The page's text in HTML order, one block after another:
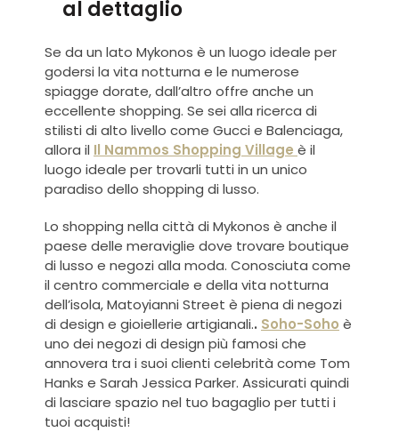
al dettaglio
Se da un lato Mykonos è un luogo ideale per
godersi la vita notturna e le numerose
spiagge dorate, dall’altro offre anche un
eccellente shopping. Se sei alla ricerca di
stilisti di alto livello come Gucci e Balenciaga,
allora il Il Nammos Shopping Village è il
luogo ideale per trovarli tutti in un unico
paradiso dello shopping di lusso.
Lo shopping nella città di Mykonos è anche il
paese delle meraviglie dove trovare boutique
di lusso e negozi alla moda. Conosciuta come
il centro commerciale e della vita notturna
dell’isola, Matoyianni Street è piena di negozi
di design e gioiellerie artigianali.. Soho-Soho è
uno dei negozi di design più famosi che
annovera tra i suoi clienti celebrità come Tom
Hanks e Sarah Jessica Parker. Assicurati quindi
di lasciare spazio nel tuo bagaglio per tutti i
tuoi acquisti!